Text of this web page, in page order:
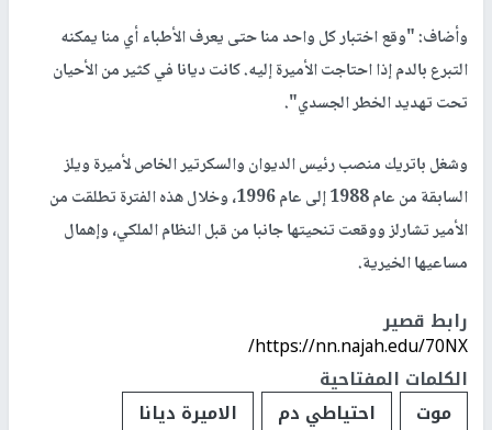
وأضاف: "وقع اختبار كل واحد منا حتى يعرف الأطباء أي منا يمكنه
التبرع بالدم إذا احتاجت الأميرة إليه. كانت ديانا في كثير من الأحيان
تحت تهديد الخطر الجسدي".
وشغل باتريك منصب رئيس الديوان والسكرتير الخاص لأميرة ويلز
السابقة من عام 1988 إلى عام 1996، وخلال هذه الفترة تطلقت من
الأمير تشارلز ووقعت تنحيتها جانبا من قبل النظام الملكي، وإهمال
مساعيها الخيرية.
رابط قصير
https://nn.najah.edu/70NX/
الكلمات المفتاحية
موت
احتياطي دم الاميرة ديانا